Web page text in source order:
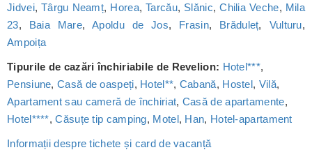
Jidvei,Târgu Neamț, Horea,Tarcău, Slănic,Chilia Veche, Mila
23, Baia Mare,Apoldu de Jos, Frasin, Brăduleț, Vulturu,
Ampoița
Tipurile de cazări închiriabile de Revelion: Hotel***,
Pensiune,Casă de oaspeți, Hotel**, Cabană, Hostel, Vilă,
Apartament sau cameră de închiriat, Casă de apartamente,
Hotel****,Căsuțe tip camping, Motel, Han, Hotel-apartament
Informații despre tichete și card de vacanță